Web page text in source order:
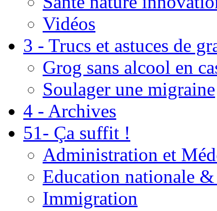
Vidéos
3 - Trucs et astuces de
Grog sans alcool en
Soulager une migraine
4 - Archives
51- Ça suffit !
Administration et
Education nationale
Immigration